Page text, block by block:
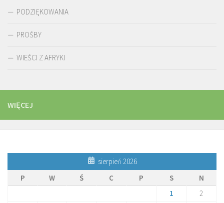
PODZIĘKOWANIA
PROŚBY
WIEŚCI Z AFRYKI
WIĘCEJ
sierpień 2026
P
W Ś C P S
N
1
2